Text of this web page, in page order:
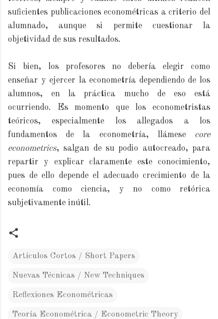
suficientes publicaciones econométricas a criterio del
alumnado, aunque si permite cuestionar la
objetividad de sus resultados.
Si bien, los profesores no debería elegir como
enseñar y ejercer la econometría dependiendo de los
alumnos, en la práctica mucho de eso está
ocurriendo. Es momento que los econometristas
teóricos, especialmente los allegados a los
fundamentos de la econometría, llámese core
econometrics, salgan de su podio autocreado, para
repartir y explicar claramente este conocimiento,
pues de ello depende el adecuado crecimiento de la
economía como ciencia, y no como retórica
subjetivamente inútil.
Artículos Cortos / Short Papers
Nuevas Técnicas / New Techniques
Reflexiones Econométricas
Teoría Econométrica / Econometric Theory